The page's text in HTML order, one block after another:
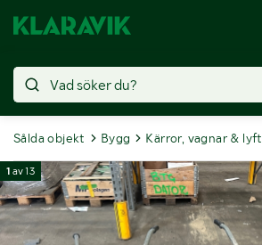
Sålda objekt Bygg Kärror, vagnar & lyft
1 av13